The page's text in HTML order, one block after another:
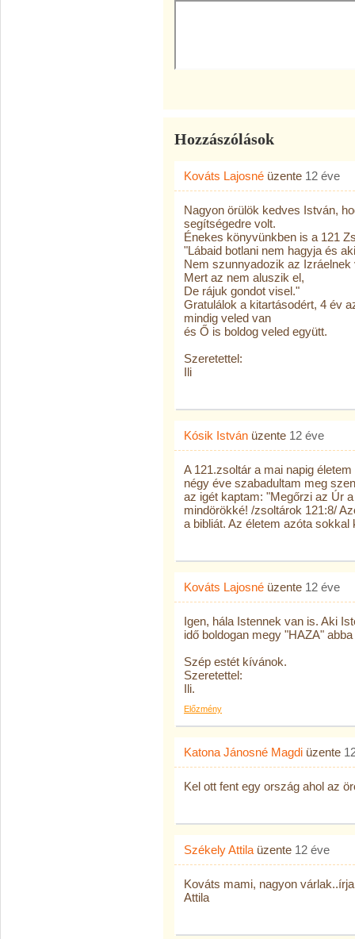
Hozzászólások
Kováts Lajosné üzente 12 éve
Nagyon örülök kedves István,
segítségedre volt.
Énekes könyvünkben is a 121
"Lábaid botlani nem hagyja és
Nem szunnyadozik az Izráelnek
Mert az nem aluszik el,
De rájuk gondot visel."
Gratulálok a kitartásodért, 4 év
mindig veled van
és Ő is boldog veled együtt.
Szeretettel:
Ili
Kósik István üzente 12 éve
A 121.zsoltár a mai napig
négy éve szabadultam meg
az igét kaptam: "Megőrzi az Úr
mindörökké! /zsoltárok 121:8/
a bibliát. Az életem azóta
Kováts Lajosné üzente 12 éve
Igen, hála Istennek van is. Aki
idő boldogan megy "HAZA"
Szép estét kívánok.
Szeretettel:
Ili.
Előzmény
Katona Jánosné Magdi üzente
Kel ott fent egy ország ahol az
Székely Attila üzente 12 éve
Kováts mami, nagyon
Attila